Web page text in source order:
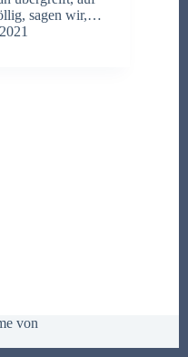
sagen wir,…
von